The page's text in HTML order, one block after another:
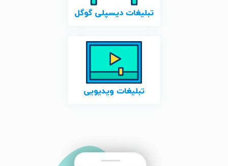
تبلیغات دیسپلی گوگل
تبلیغات ویدیویی